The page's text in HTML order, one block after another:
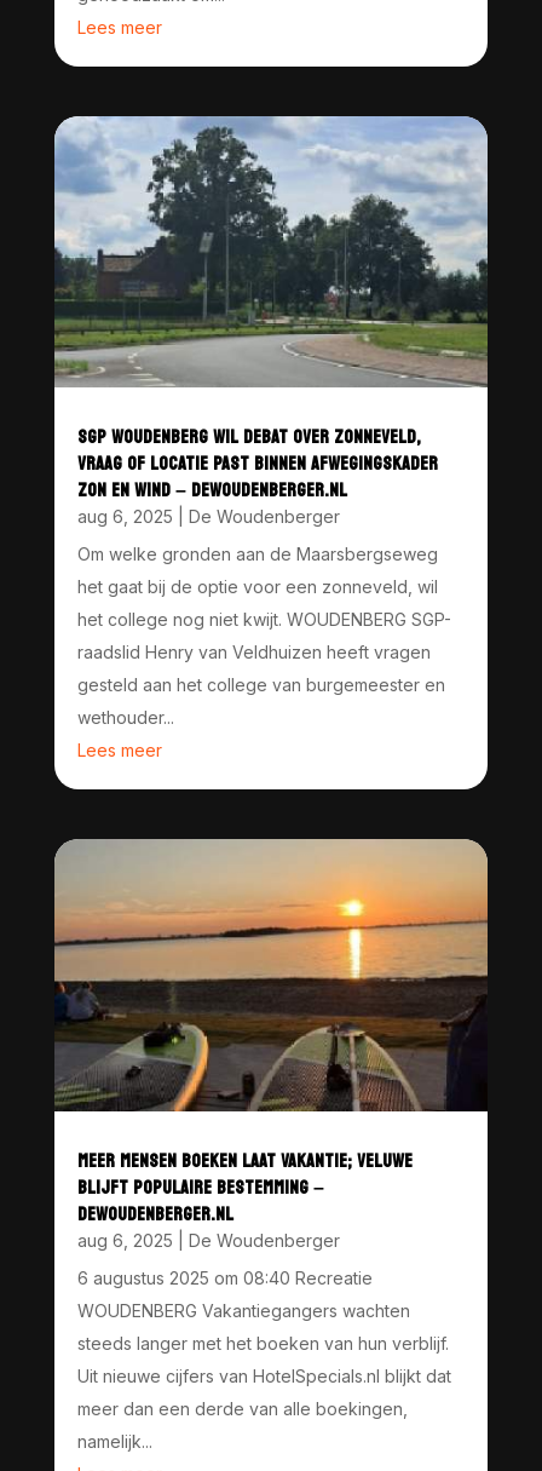
Lees meer
SGP WOUDENBERG WIL DEBAT OVER ZONNEVELD,
VRAAG OF LOCATIE PAST BINNEN AFWEGINGSKADER
ZON EN WIND – DEWOUDENBERGER.NL
aug 6, 2025
De Woudenberger
Om welke gronden aan de Maarsbergseweg
het gaat bij de optie voor een zonneveld, wil
het college nog niet kwijt. WOUDENBERG SGP-
raadslid Henry van Veldhuizen heeft vragen
gesteld aan het college van burgemeester en
wethouder...
Lees meer
MEER MENSEN BOEKEN LAAT VAKANTIE; VELUWE
BLIJFT POPULAIRE BESTEMMING –
DEWOUDENBERGER.NL
aug 6, 2025
De Woudenberger
6 augustus 2025 om 08:40 Recreatie
WOUDENBERG Vakantiegangers wachten
steeds langer met het boeken van hun verblijf.
Uit nieuwe cijfers van HotelSpecials.nl blijkt dat
meer dan een derde van alle boekingen,
namelijk...